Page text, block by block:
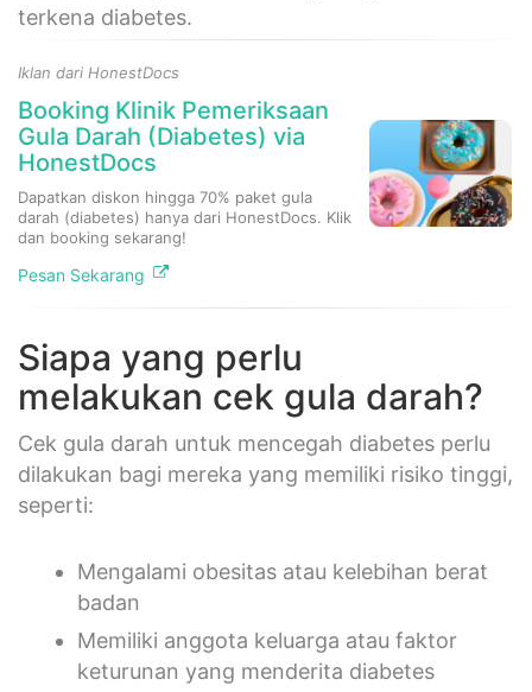
terkena diabetes.
Iklan dari HonestDocs
Booking Klinik Pemeriksaan
Gula Darah (Diabetes) via
HonestDocs
Dapatkan diskon hingga 70% paket gula
darah (diabetes) hanya dari HonestDocs. Klik
dan booking sekarang!
Pesan Sekarang
Siapa yang perlu
melakukan cek gula darah?
Cek gula darah untuk mencegah diabetes perlu
dilakukan bagi mereka yang memiliki risiko tinggi,
seperti:
Mengalami obesitas atau kelebihan berat
badan
Memiliki anggota keluarga atau faktor
keturunan yang menderita diabetes